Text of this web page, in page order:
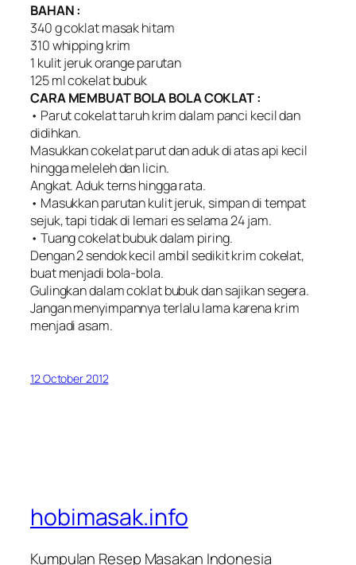
BAHAN :
340 g coklat masak hitam
310 whipping krim
1 kulit jeruk orange parutan
125 ml cokelat bubuk
CARA MEMBUAT BOLA BOLA COKLAT :
• Parut cokelat taruh krim dalam panci kecil dan
didihkan.
Masukkan cokelat parut dan aduk di atas api kecil
hingga meleleh dan licin.
Angkat. Aduk terns hingga rata.
• Masukkan parutan kulit jeruk, simpan di tempat
sejuk, tapi tidak di lemari es selama 24 jam.
• Tuang cokelat bubuk dalam piring.
Dengan 2 sendok kecil ambil sedikit krim cokelat,
buat menjadi bola-bola.
Gulingkan dalam coklat bubuk dan sajikan segera.
Jangan menyimpannya terlalu lama karena krim
menjadi asam.
12 October 2012
hobimasak.info
Kumpulan Resep Masakan Indonesia